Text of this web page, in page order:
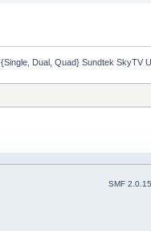
{Single, Dual, Quad} Sundtek SkyTV
SMF 2.0.15